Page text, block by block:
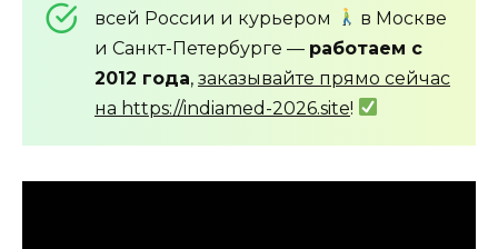
всей России и курьером
в Москве
и Санкт-Петербурге — работаем с
2012 года, заказывайте прямо сейчас
на https://indiamed-2026.site!